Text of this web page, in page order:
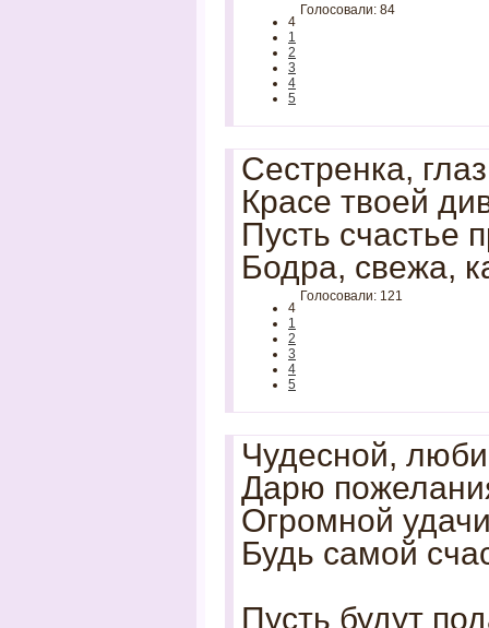
4
1
2
3
4
5
Голосовали: 84
Сестренка,
Красе твоей
Пусть счастье
Бодра, свежа,
4
1
2
3
4
5
Голосовали: 121
Чудесной,
Дарю
Огромной
Будь самой
Пусть будут